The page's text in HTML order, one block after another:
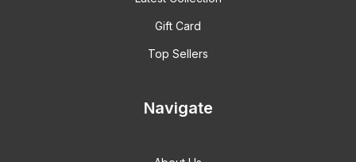
Gift Card
Top Sellers
Navigate